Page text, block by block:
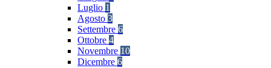
Luglio 1
Agosto 3
Settembre 6
Ottobre 4
Novembre 10
Dicembre 6